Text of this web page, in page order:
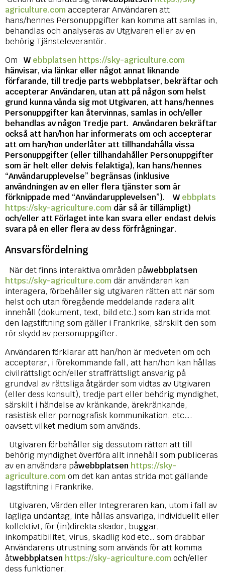
agriculture.com accepterar Användaren att
hans/hennes Personuppgifter kan komma att samlas in,
behandlas och analyseras av Utgivaren eller av en
behörig Tjänsteleverantör.
Om
W ebbplatsen https://sky-agriculture.com
hänvisar, via länkar eller något annat liknande
förfarande, till tredje parts webbplatser, bekräftar och
accepterar Användaren, utan att på någon som helst
grund kunna vända sig mot Utgivaren, att hans/hennes
Personuppgifter kan återvinnas, samlas in och/eller
behandlas av någon Tredje part. Användaren bekräftar
också att han/hon har informerats om och accepterar
att om han/hon underlåter att tillhandahålla vissa
Personuppgifter (eller tillhandahåller Personuppgifter
som är helt eller delvis felaktiga), kan hans/hennes
“Användarupplevelse” begränsas (inklusive
användningen av en eller flera tjänster som är
förknippade med “Användarupplevelsen”).
W ebbplats
https://sky-agriculture.com där så är tillämpligt)
och/eller att Förlaget inte kan svara eller endast delvis
svara på en eller flera av dess förfrågningar.
Ansvarsfördelning
När det finns interaktiva områden påwebbplatsen
https://sky-agriculture.com där användaren kan
interagera, förbehåller sig utgivaren rätten att när som
helst och utan föregående meddelande radera allt
innehåll (dokument, text, bild etc.) som kan strida mot
den lagstiftning som gäller i Frankrike, särskilt den som
rör skydd av personuppgifter.
Användaren förklarar att han/hon är medveten om och
accepterar, i förekommande fall, att han/hon kan hållas
civilrättsligt och/eller straffrättsligt ansvarig på
grundval av rättsliga åtgärder som vidtas av Utgivaren
(eller dess konsult), tredje part eller behörig myndighet,
särskilt i händelse av kränkande, ärekränkande,
rasistisk eller pornografisk kommunikation, etc….
oavsett vilket medium som används.
Utgivaren förbehåller sig dessutom rätten att till
behörig myndighet överföra allt innehåll som publiceras
av en användare påwebbplatsen https://sky-
agriculture.com om det kan antas strida mot gällande
lagstiftning i Frankrike.
Utgivaren, Värden eller Integreraren kan, utom i fall av
lagliga undantag, inte hållas ansvariga, individuellt eller
kollektivt, för (in)direkta skador, buggar,
inkompatibilitet, virus, skadlig kod etc… som drabbar
Användarens utrustning som används för att komma
åtwebbplatsen https://sky-agriculture.com och/eller
dess funktioner.